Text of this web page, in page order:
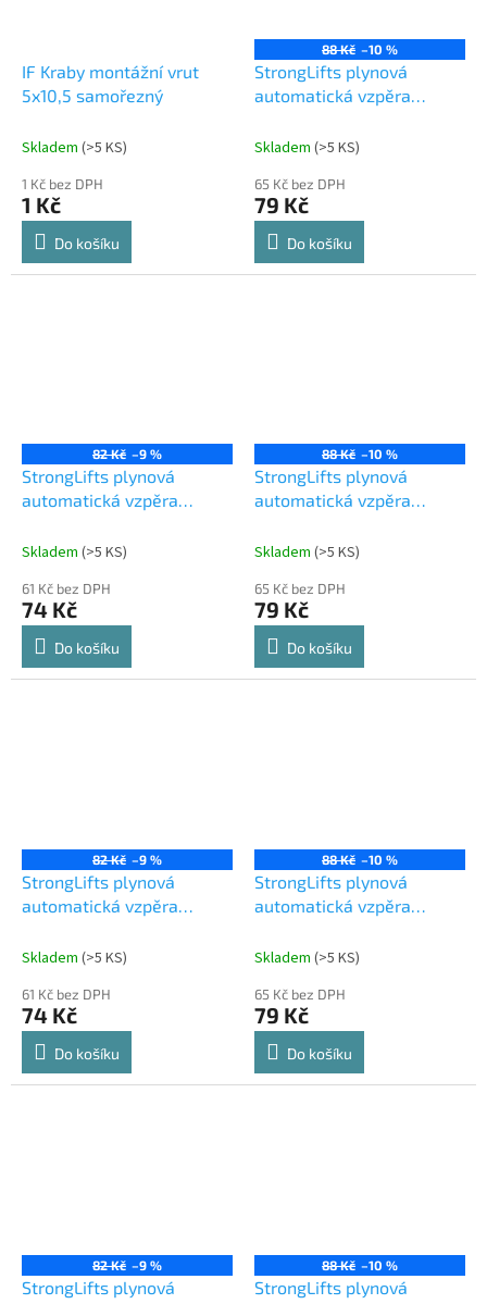
IF Kraby montážní vrut
5x10,5 samořezný
Skladem (>5 KS)
1 Kč bez DPH
1 Kč
Do košíku
88 Kč –10 %
StrongLifts plynová
automatická vzpěra
Skladem (>5 KS)
65 Kč bez DPH
79 Kč
Do košíku
82 Kč –9 %
StrongLifts plynová
automatická vzpěra
Skladem (>5 KS)
61 Kč bez DPH
74 Kč
Do košíku
88 Kč –10 %
StrongLifts plynová
automatická vzpěra
Skladem (>5 KS)
65 Kč bez DPH
79 Kč
Do košíku
82 Kč –9 %
StrongLifts plynová
automatická vzpěra
Skladem (>5 KS)
61 Kč bez DPH
74 Kč
Do košíku
88 Kč –10 %
StrongLifts plynová
automatická vzpěra
Skladem (>5 KS)
65 Kč bez DPH
79 Kč
Do košíku
82 Kč –9 %
StrongLifts plynová
88 Kč –10 %
StrongLifts plynová